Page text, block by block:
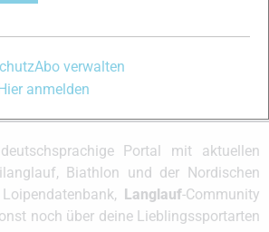
V2 Jenex Aero
Portal mit aktuellen
Biathlon und der Nordischen
Langlauf-Community
noch über deine Lieblingssportarten
Abo verwalten
anmelden